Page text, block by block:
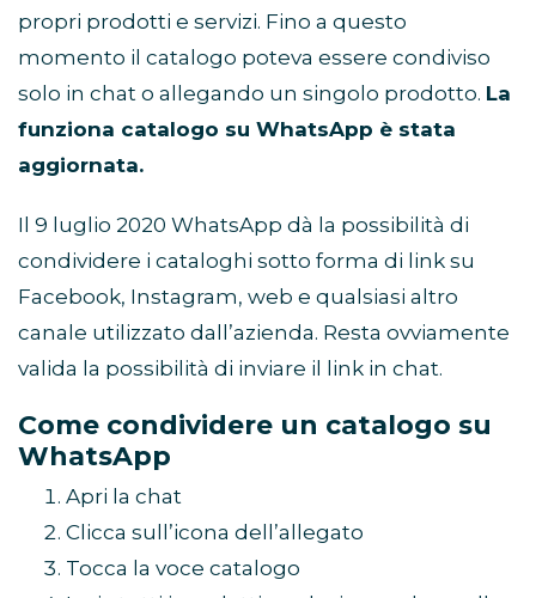
propri prodotti e servizi. Fino a questo
momento il catalogo poteva essere condiviso
solo in chat o allegando un singolo prodotto. La
funziona catalogo su WhatsApp è stata
aggiornata.
Il 9 luglio 2020 WhatsApp dà la possibilità di
condividere i cataloghi sotto forma di link su
Facebook, Instagram, web e qualsiasi altro
canale utilizzato dall’azienda. Resta ovviamente
valida la possibilità di inviare il link in chat.
Come condividere un catalogo su
WhatsApp
Apri la chat
Clicca sull’icona dell’allegato
Tocca la voce catalogo